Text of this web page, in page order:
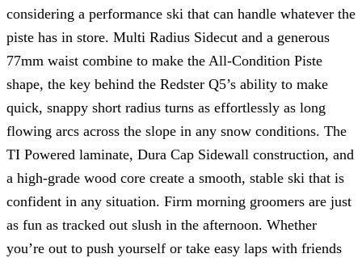
considering a performance ski that can handle whatever the
piste has in store. Multi Radius Sidecut and a generous
77mm waist combine to make the All-Condition Piste
shape, the key behind the Redster Q5’s ability to make
quick, snappy short radius turns as effortlessly as long
flowing arcs across the slope in any snow conditions. The
TI Powered laminate, Dura Cap Sidewall construction, and
a high-grade wood core create a smooth, stable ski that is
confident in any situation. Firm morning groomers are just
as fun as tracked out slush in the afternoon. Whether
you’re out to push yourself or take easy laps with friends